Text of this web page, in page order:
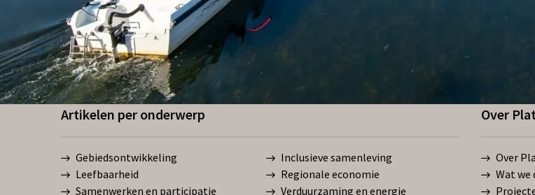
Artikelen per onderwerp
Gebiedsontwikkeling
Inclusieve samenleving
Leefbaarheid
Regionale economie
Samenwerken en participatie
Verduurzaming en energie
Over
Over
Wat we